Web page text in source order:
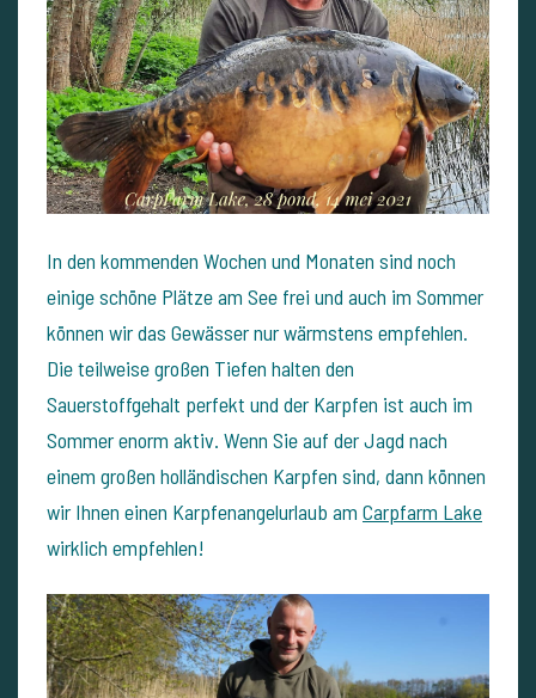
In den kommenden Wochen und Monaten sind noch
einige schöne Plätze am See frei und auch im Sommer
können wir das Gewässer nur wärmstens empfehlen.
Die teilweise großen Tiefen halten den
Sauerstoffgehalt perfekt und der Karpfen ist auch im
Sommer enorm aktiv. Wenn Sie auf der Jagd nach
einem großen holländischen Karpfen sind, dann können
wir Ihnen einen Karpfenangelurlaub am Carpfarm Lake
wirklich empfehlen!